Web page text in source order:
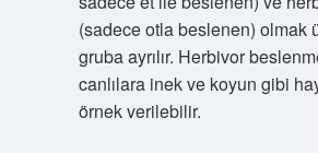
(sadece otla beslenen) olmak
gruba ayrılır. Herbivor
canlılara inek ve koyun gibi
örnek verilebilir.